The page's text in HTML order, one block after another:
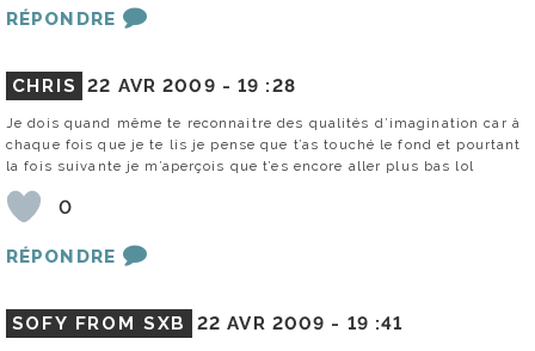
RÉPONDRE
CHRIS 22 AVR 2009 -19 :28
Je dois quand même te reconnaitre des qualités d’imagination car à
chaque fois que je te lis je pense que t’as touché le fond et pourtant
la fois suivante je m’aperçois que t’es encore aller plus bas lol
0
RÉPONDRE
SOFY FROM SXB 22 AVR 2009 - 19 :41